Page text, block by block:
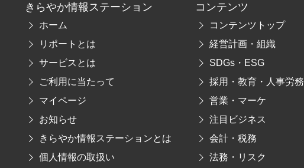
きらやか情報ステーション
ホーム
リポートとは
サービスとは
ご利用に当たって
マイページ
お知らせ
きらやか情報ステーションとは
個人情報の取扱い
コンテンツ
コンテンツトップ
経営計画・組織
SDGs・ESG
採用・教育・人事労務
営業・マーケ
注目ビジネス
会計・税務
法務・リスク